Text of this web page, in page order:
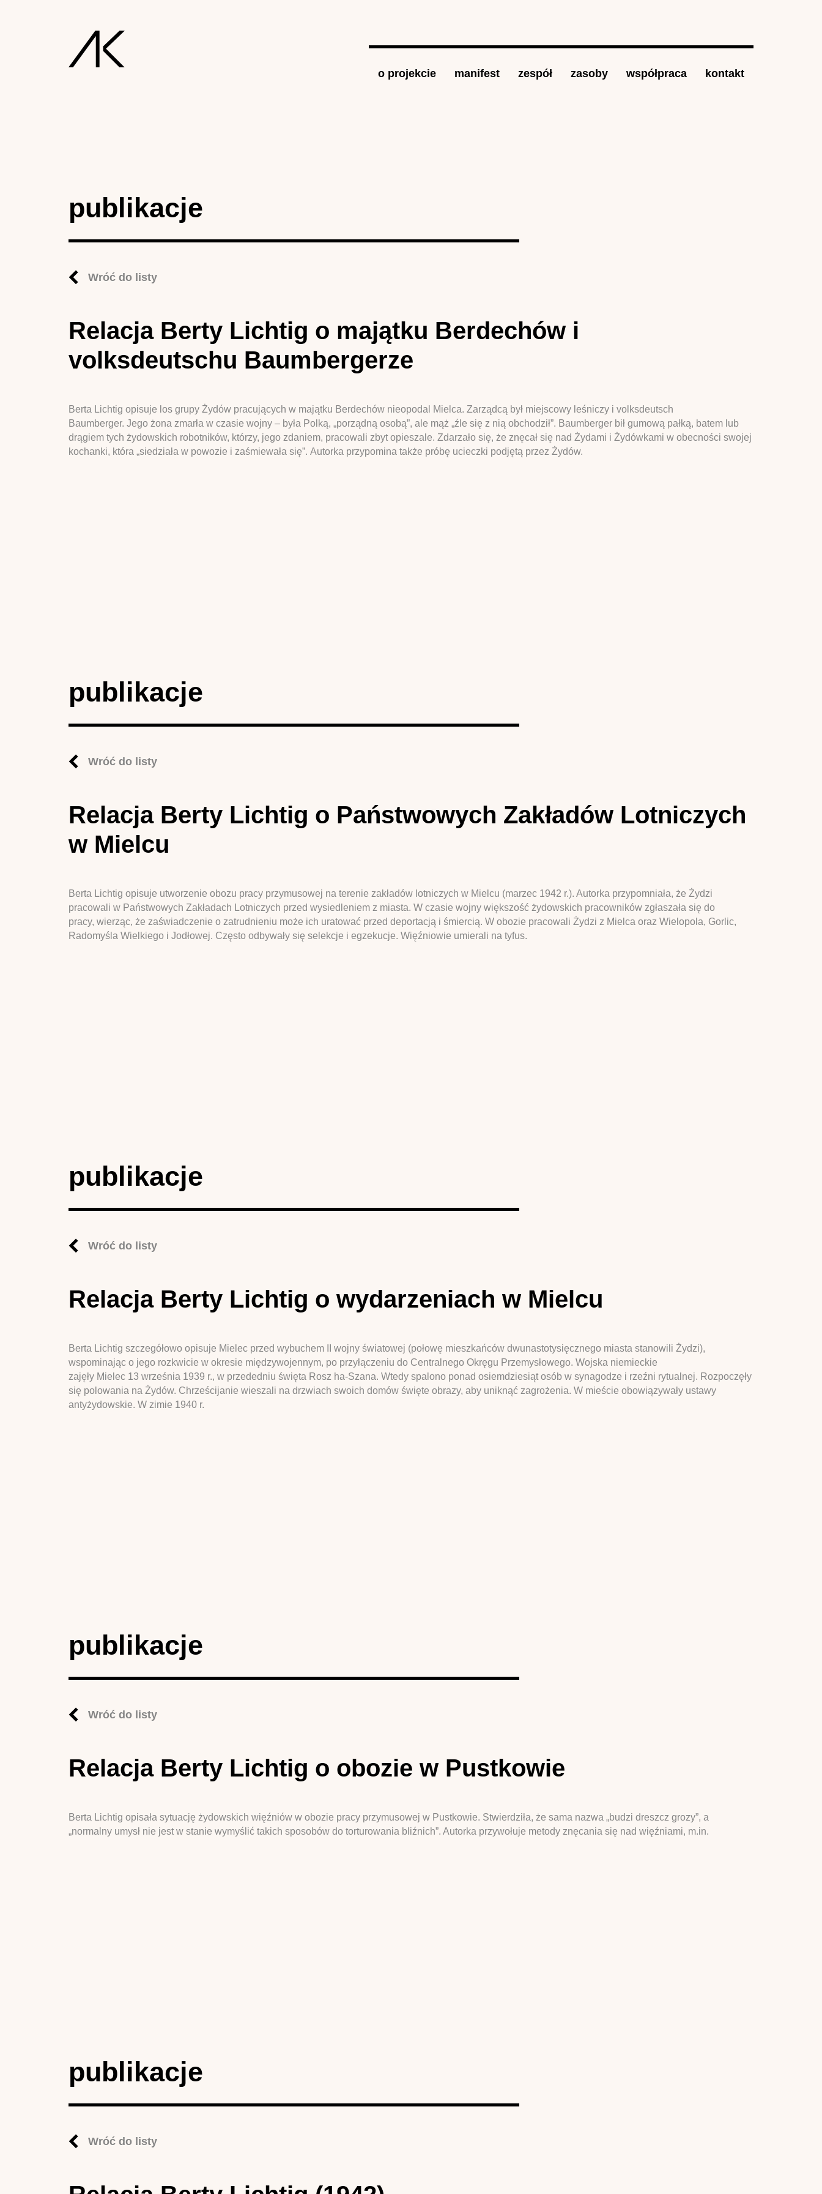
o projekcie manifest zespół zasoby współpraca kontakt
publikacje
Wróć do listy
Relacja Berty Lichtig o majątku Berdechów i
volksdeutschu Baumbergerze
Berta Lichtig opisuje los grupy Żydów pracujących w majątku Berdechów nieopodal Mielca. Zarządcą był miejscowy leśniczy i volksdeutsch
Baumberger. Jego żona zmarła w czasie wojny – była Polką, „porządną osobą”, ale mąż „źle się z nią obchodził”. Baumberger bił gumową pałką, batem lub
drągiem tych żydowskich robotników, którzy, jego zdaniem, pracowali zbyt opieszale. Zdarzało się, że znęcał się nad Żydami i Żydówkami w obecności swojej
kochanki, która „siedziała w powozie i zaśmiewała się”. Autorka przypomina także próbę ucieczki podjętą przez Żydów.
publikacje
Wróć do listy
Relacja Berty Lichtig o Państwowych Zakładów Lotniczych
w Mielcu
Berta Lichtig opisuje utworzenie obozu pracy przymusowej na terenie zakładów lotniczych w Mielcu (marzec 1942 r.). Autorka przypomniała, że Żydzi
pracowali w Państwowych Zakładach Lotniczych przed wysiedleniem z miasta. W czasie wojny większość żydowskich pracowników zgłaszała się do
pracy, wierząc, że zaświadczenie o zatrudnieniu może ich uratować przed deportacją i śmiercią. W obozie pracowali Żydzi z Mielca oraz Wielopola, Gorlic,
Radomyśla Wielkiego i Jodłowej. Często odbywały się selekcje i egzekucje. Więźniowie umierali na tyfus.
publikacje
Wróć do listy
Relacja Berty Lichtig o wydarzeniach w Mielcu
Berta Lichtig szczegółowo opisuje Mielec przed wybuchem II wojny światowej (połowę mieszkańców dwunastotysięcznego miasta stanowili Żydzi),
wspominając o jego rozkwicie w okresie międzywojennym, po przyłączeniu do Centralnego Okręgu Przemysłowego. Wojska niemieckie
zajęły Mielec 13 września 1939 r., w przededniu święta Rosz ha-Szana. Wtedy spalono ponad osiemdziesiąt osób w synagodze i rzeźni rytualnej. Rozpoczęły
się polowania na Żydów. Chrześcijanie wieszali na drzwiach swoich domów święte obrazy, aby uniknąć zagrożenia. W mieście obowiązywały ustawy
antyżydowskie. W zimie 1940 r.
publikacje
Wróć do listy
Relacja Berty Lichtig o obozie w Pustkowie
Berta Lichtig opisała sytuację żydowskich więźniów w obozie pracy przymusowej w Pustkowie. Stwierdziła, że sama nazwa „budzi dreszcz grozy”, a
„normalny umysł nie jest w stanie wymyślić takich sposobów do torturowania bliźnich”. Autorka przywołuje metody znęcania się nad więźniami, m.in.
publikacje
Wróć do listy